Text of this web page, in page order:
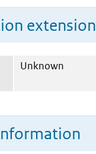
extension
Unknown